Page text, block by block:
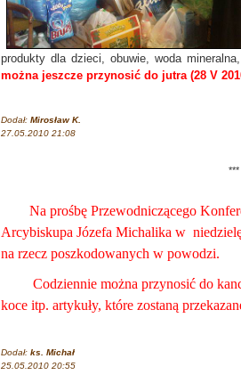
produkty dla dzieci, obuwie, woda
można jeszcze przynosić do jutra (28 V
Dodał: Mirosław K.
27.05.2010 21:08
***
Na prośbę Przewodniczącego
Arcybiskupa Józefa Michalika w
na rzecz poszkodowanych w powodzi.
Codziennie można przynosić do
koce itp. artykuły, które zostaną
Dodał: ks. Michał
25.05.2010 20:55